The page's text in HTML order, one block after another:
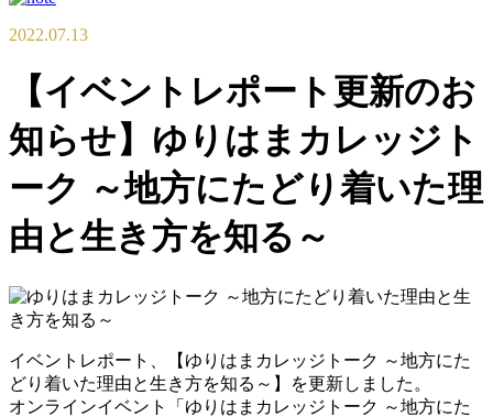
2022.07.13
【イベントレポート更新のお
知らせ】ゆりはまカレッジト
ーク ～地方にたどり着いた理
由と生き方を知る～
イベントレポート、【ゆりはまカレッジトーク ～地方にた
どり着いた理由と生き方を知る～】を更新しました。
オンラインイベント「ゆりはまカレッジトーク ～地方にた